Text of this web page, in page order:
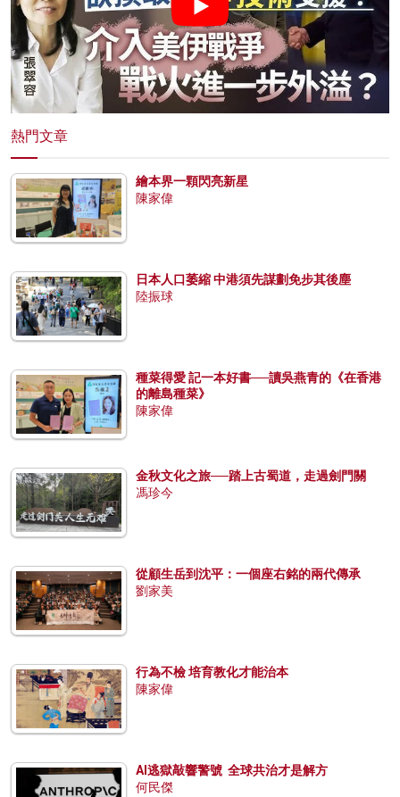
熱門文章
繪本界一顆閃亮新星
陳家偉
日本人口萎縮 中港須先謀劃免步其後塵
陸振球
種菜得愛 記一本好書──讀吳燕青的《在香港
的離島種菜》
陳家偉
金秋文化之旅──踏上古蜀道，走過劍門關
馮珍今
從顧生岳到沈平：一個座右銘的兩代傳承
劉家美
行為不檢 培育教化才能治本
陳家偉
AI逃獄敲響警號 全球共治才是解方
何民傑